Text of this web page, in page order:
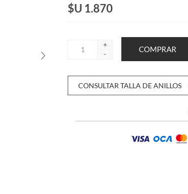
$U 1.870
+
-
CONSULTAR TALLA DE ANILLOS